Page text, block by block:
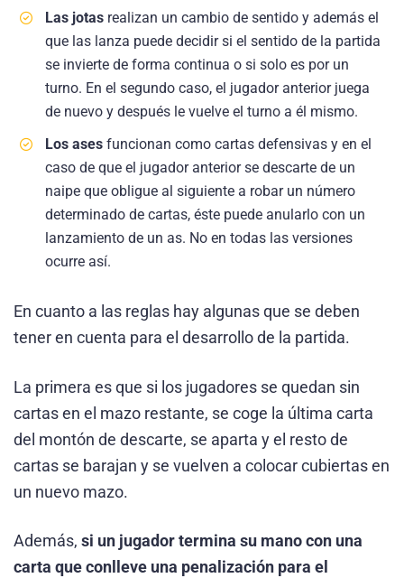
Las jotas realizan un cambio de sentido y además el
que las lanza puede decidir si el sentido de la partida
se invierte de forma continua o si solo es por un
turno. En el segundo caso, el jugador anterior juega
de nuevo y después le vuelve el turno a él mismo.
Los ases funcionan como cartas defensivas y en el
caso de que el jugador anterior se descarte de un
naipe que obligue al siguiente a robar un número
determinado de cartas, éste puede anularlo con un
lanzamiento de un as. No en todas las versiones
ocurre así.
En cuanto a las reglas hay algunas que se deben
tener en cuenta para el desarrollo de la partida.
La primera es que si los jugadores se quedan sin
cartas en el mazo restante, se coge la última carta
del montón de descarte, se aparta y el resto de
cartas se barajan y se vuelven a colocar cubiertas en
un nuevo mazo.
Además, si un jugador termina su mano con una
carta que conlleve una penalización para el